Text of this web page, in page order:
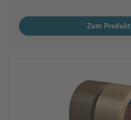
Zum Produkt